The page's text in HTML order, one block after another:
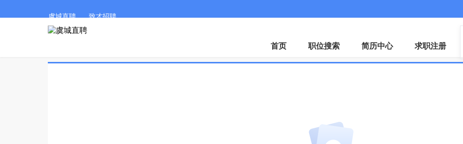
虞城直聘 致才招聘
首页 职位搜索 简历中心 求职注册